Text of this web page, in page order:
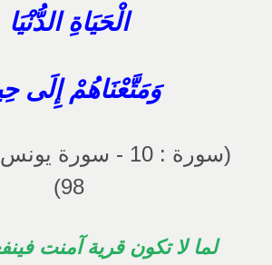
الْحَيَاةِ الدُّنْيَا
وَمَتَّعْنَاهُمْ إِلَى
98)
لما لا تكون قرية آمنت